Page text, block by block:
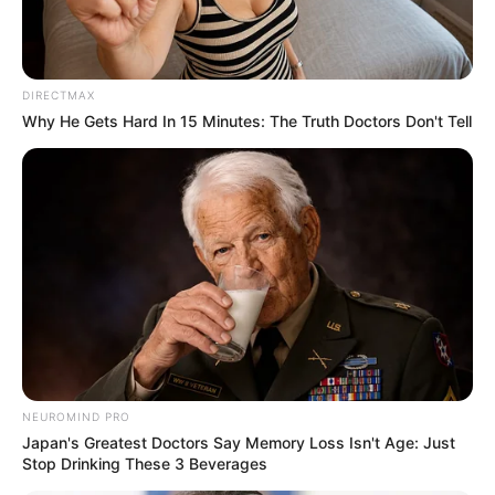
DIRECTMAX
Why He Gets Hard In 15 Minutes: The Truth Doctors Don't Tell
NEUROMIND PRO
Japan's Greatest Doctors Say Memory Loss Isn't Age: Just
Stop Drinking These 3 Beverages